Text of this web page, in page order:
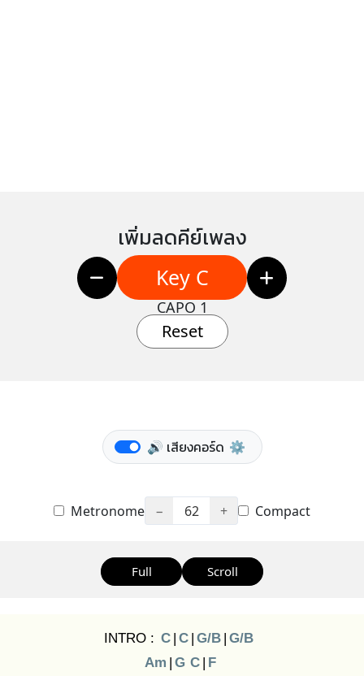
เพิ่มลดคีย์เพลง
Key C
CAPO 1
Reset
🔊 เสียงคอร์ด ⚙️
Metronome − 62 + Compact
Full Scroll
INTRO : C | C | G/B | G/B
Am | G C | F